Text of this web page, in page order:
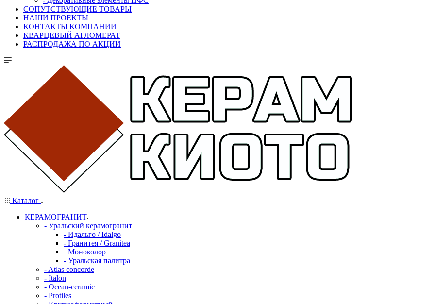
СОПУТСТВУЮЩИЕ ТОВАРЫ
НАШИ ПРОЕКТЫ
КОНТАКТЫ КОМПАНИИ
КВАРЦЕВЫЙ АГЛОМЕРАТ
РАСПРОДАЖА ПО АКЦИИ
Каталог
КЕРАМОГРАНИТ
- Уральский керамогранит
- Идальго / Idalgo
- Гранитея / Granitea
- Моноколор
- Уральская палитра
- Atlas concorde
- Italon
- Ocean-ceramic
- Protiles